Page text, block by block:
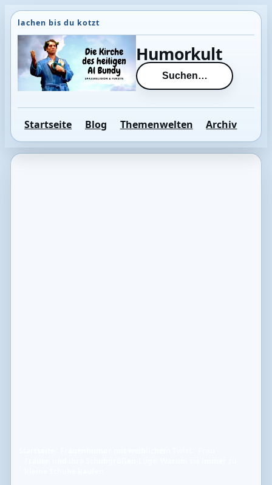
Direkt
zum
Inhalt
wechseln
Humorkult
Suchen…
Startseite Blog Themenwelten Archiv